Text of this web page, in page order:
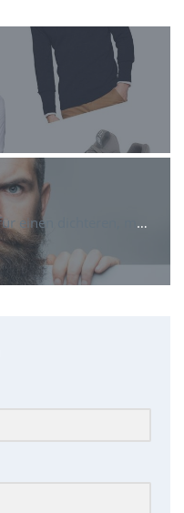
Was bringen Bartwuchsmittel für einen dichteren, maskulinen Bart?